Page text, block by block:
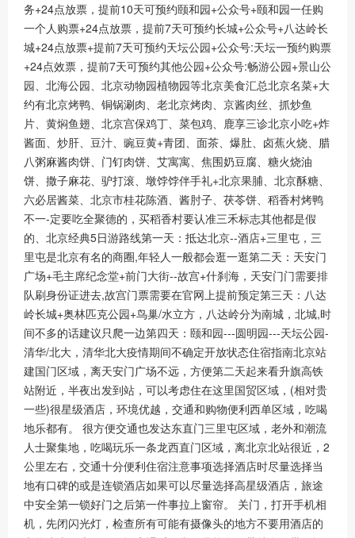
务+24点放票，提前10天可预约颐和园+公众号+颐和园一任购
一个人购票+24点放票，提前7天可预约长城+公众号+八达岭长
城+24点放票+提前7天可预约天坛公园+公众号:天坛一预约购票
+24点效票，提前7天可预约其他公园+公众号:畅游公园+景山公
园、北海公园、北京动物园植物园等北京美食汇总北京名菜+大
约有北京烤鸭、铜锅涮肉、老北京烤肉、京酱肉丝、抓炒鱼
片、黄焖鱼翅、北京宫保鸡丁、菜包鸡、鹿享三诊北京小吃+炸
酱面、炒肝、豆汁、豌豆黄+青团、面茶、爆肚、卤蕉火烧、腊
八粥麻酱肉饼、门钉肉饼、艾寓寓、焦围奶豆腐、糖火烧油
饼、撒子麻花、驴打滚、墩饽饽伴手礼+北京果脯、北京酥糖、
六必居酱菜、北京市桂花陈酒、酱肘子、茯苓饼、稻香村烤鸭
不一-定要吃全聚德的，买稻香村要认准三禾标志其他都是假
的、北京经典5日游路线第一天：抵达北京--酒店+三里屯，三
里屯是北京有名的商圈,年轻人一般都会逛一逛第二天：天安门
广场+毛主席纪念堂+前门大街--故宫+什刹海，天安门门需要排
队刷身份证进去,故宫门票需要在官网上提前预定第三天：八达
岭长城+奥林匹克公园+鸟巢/水立方，八达岭分为南城，北城,时
间不多的话建议只爬一边第四天：颐和园---圆明园---天坛公园-
清华/北大，清华北大疫情期间不确定开放状态住宿指南北京站
建国门区域，离天安门广场不远，方便第二天起来看升旗高铁
站附近，半夜出发到站，可以考虑住在这里国贸区域，(相对贵
一些)很星级酒店，环境优越，交通和购物便利西单区域，吃喝
地乐都有。 很方便交通也发达东直门三里屯区域，老外和潮流
人士聚集地，吃喝玩乐一条龙西直门区域，离北京北站很近，2
公里左右，交通十分便利住宿注意事项选择酒店时尽量选择当
地有口碑的或是连锁酒店如果可以尽量选择高星级酒店，旅途
中安全第一锁好门之后第一件事拉上窗帘。 关门，打开手机相
机，先闭闪光灯，检查所有可能有摄像头的地方不要用酒店的